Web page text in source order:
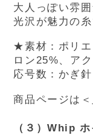
大人っぽい雰
光沢が魅力の
★素材：ポリ
ロン25%、ア
応号数：かぎ
商品ページは＜
（３）Whip